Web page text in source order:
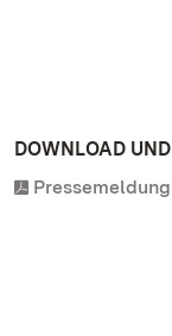
DOWNLOAD